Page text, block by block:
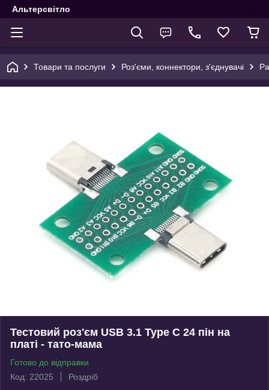
Альтерсвітло
Товари та послуги Роз'єми, коннектори, з'єднувачі
Тестовий роз'єм USB 3.1 Type C 24 пін на
платі - тато-мама
Готово до відправки
Код: 22025
Роздріб